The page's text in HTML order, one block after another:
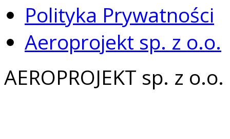
Polityka Prywatności
Aeroprojekt sp. z o.o.
AEROPROJEKT sp. z o.o.